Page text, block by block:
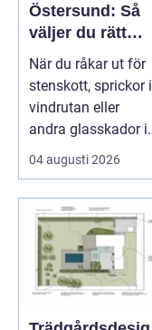
Östersund: Så
väljer du rätt
verkstad för
glasskador
När du råkar ut för
stenskott, sprickor i
vindrutan eller
andra glasskador i
04 augusti 2026